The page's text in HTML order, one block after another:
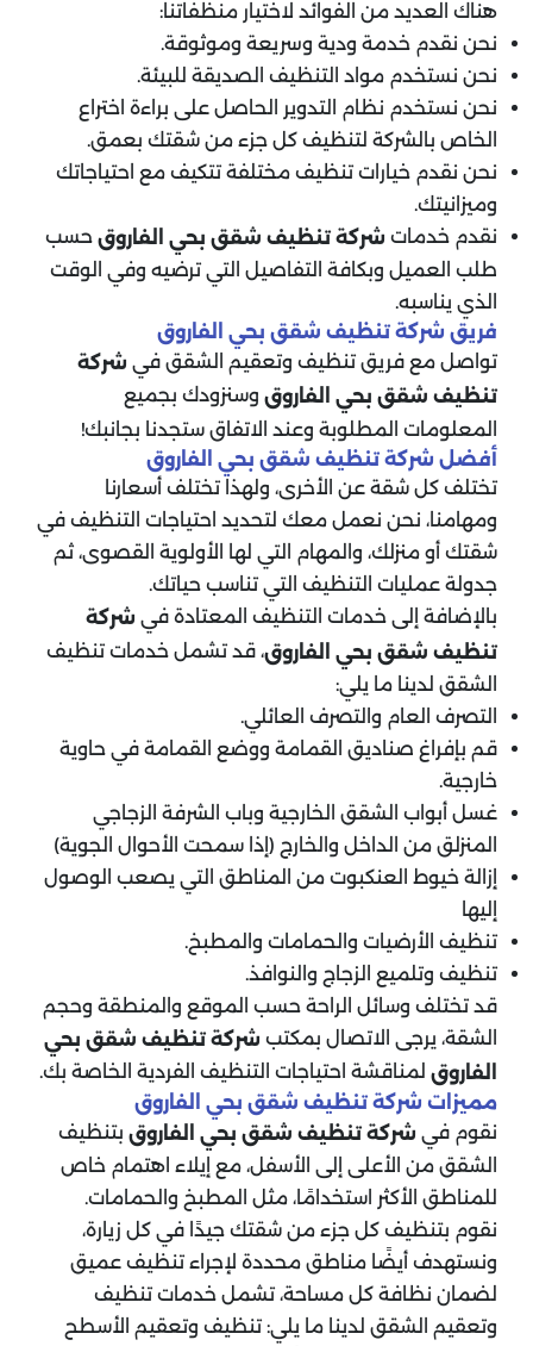
هناك العديد من الفوائد لاختيار منظفاتنا:
نحن نقدم خدمة ودية وسريعة وموثوقة.
نحن نستخدم مواد التنظيف الصديقة للبيئة.
نحن نستخدم نظام التدوير الحاصل على براءة اختراع
الخاص بالشركة لتنظيف كل جزء من شقتك بعمق.
نحن نقدم خيارات تنظيف مختلفة تتكيف مع احتياجاتك
وميزانيتك.
نقدم خدمات شركة تنظيف شقق بحي الفاروق حسب
طلب العميل وبكافة التفاصيل التي ترضيه وفي الوقت
الذي يناسبه.
فريق شركة تنظيف شقق بحي الفاروق
تواصل مع فريق تنظيف وتعقيم الشقق في شركة
تنظيف شقق بحي الفاروق وسنزودك بجميع
المعلومات المطلوبة وعند الاتفاق ستجدنا بجانبك!
أفضل شركة تنظيف شقق بحي الفاروق
تختلف كل شقة عن الأخرى، ولهذا تختلف أسعارنا
ومهامنا، نحن نعمل معك لتحديد احتياجات التنظيف في
شقتك أو منزلك، والمهام التي لها الأولوية القصوى، ثم
جدولة عمليات التنظيف التي تناسب حياتك.
بالإضافة إلى خدمات التنظيف المعتادة في شركة
تنظيف شقق بحي الفاروق، قد تشمل خدمات تنظيف
الشقق لدينا ما يلي:
التصرف العام والتصرف العائلي.
قم بإفراغ صناديق القمامة ووضع القمامة في حاوية
خارجية.
غسل أبواب الشقق الخارجية وباب الشرفة الزجاجي
المنزلق من الداخل والخارج (إذا سمحت الأحوال الجوية)
إزالة خيوط العنكبوت من المناطق التي يصعب الوصول
إليها
تنظيف الأرضيات والحمامات والمطبخ.
تنظيف وتلميع الزجاج والنوافذ.
قد تختلف وسائل الراحة حسب الموقع والمنطقة وحجم
الشقة، يرجى الاتصال بمكتب شركة تنظيف شقق بحي
الفاروق لمناقشة احتياجات التنظيف الفردية الخاصة بك.
مميزات شركة تنظيف شقق بحي الفاروق
نقوم في شركة تنظيف شقق بحي الفاروق بتنظيف
الشقق من الأعلى إلى الأسفل، مع إيلاء اهتمام خاص
للمناطق الأكثر استخدامًا، مثل المطبخ والحمامات.
نقوم بتنظيف كل جزء من شقتك جيدًا في كل زيارة،
ونستهدف أيضًا مناطق محددة لإجراء تنظيف عميق
لضمان نظافة كل مساحة، تشمل خدمات تنظيف
وتعقيم الشقق لدينا ما يلي: تنظيف وتعقيم الأسطح